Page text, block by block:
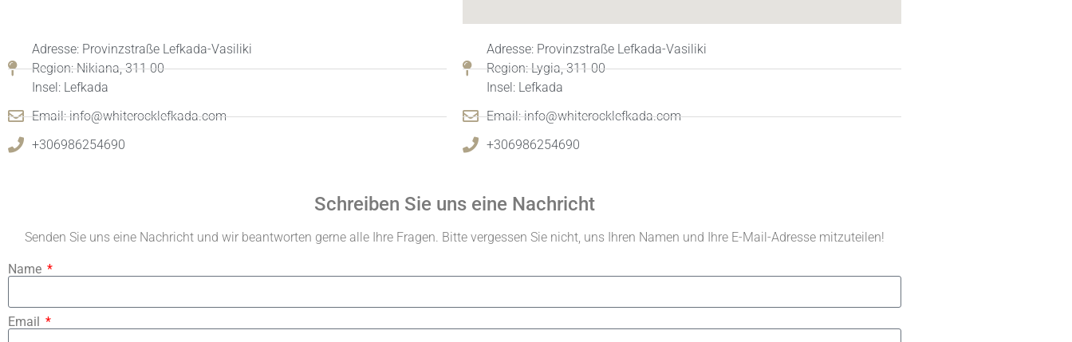
Adresse: Provinzstraße Lefkada-Vasiliki
Region: Nikiana, 311 00
Insel: Lefkada
Email:info@whiterocklefkada.com
+306986254690
Adresse: Provinzstraße Lefkada-Vasiliki
Region: Lygia, 311 00
Insel: Lefkada
Email:info@whiterocklefkada.com
+306986254690
Schreiben Sie uns eine Nachricht
Senden Sie uns eine Nachricht und wir beantworten gerne alle Ihre Fragen. Bitte vergessen Sie nicht, uns Ihren Namen und Ihre E-Mail-Adresse mitzuteilen!
Name
Email